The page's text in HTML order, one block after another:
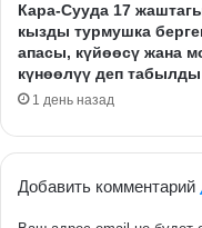
Кара-Сууда 17
кызды турмушка
апасы, күйөөсү жана
күнөөлүү деп табылды
1 день назад
Добавить комментарий